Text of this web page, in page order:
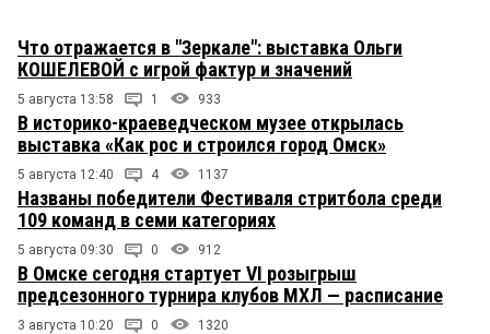
Что отражается в "Зеркале": выставка Ольги
КОШЕЛЕВОЙ с игрой фактур и значений
5 августа 13:58 1 933
В историко-краеведческом музее открылась
выставка «Как рос и строился город Омск»
5 августа 12:40 4 1137
Названы победители Фестиваля стритбола среди
109 команд в семи категориях
5 августа 09:30 0 912
В Омске сегодня стартует VI розыгрыш
предсезонного турнира клубов МХЛ — расписание
3 августа 10:20 0 1320